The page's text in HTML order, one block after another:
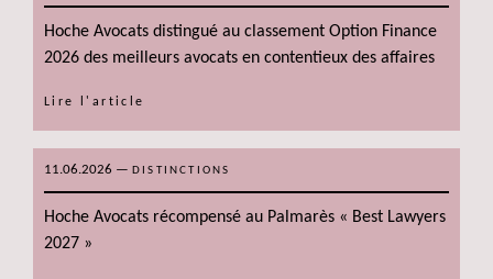
Hoche Avocats distingué au classement Option Finance
2026 des meilleurs avocats en contentieux des affaires
Lire l'article
11.06.2026 — DISTINCTIONS
Hoche Avocats récompensé au Palmarès « Best Lawyers
2027 »